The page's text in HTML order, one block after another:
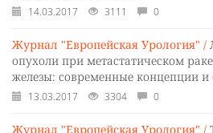
14.03.2017 3111 0
Журнал "Европейская Урология" /
опухоли при метастатическом
железы: современные концепции
13.03.2017 3304 0
Журнал "Европейская Урология" /